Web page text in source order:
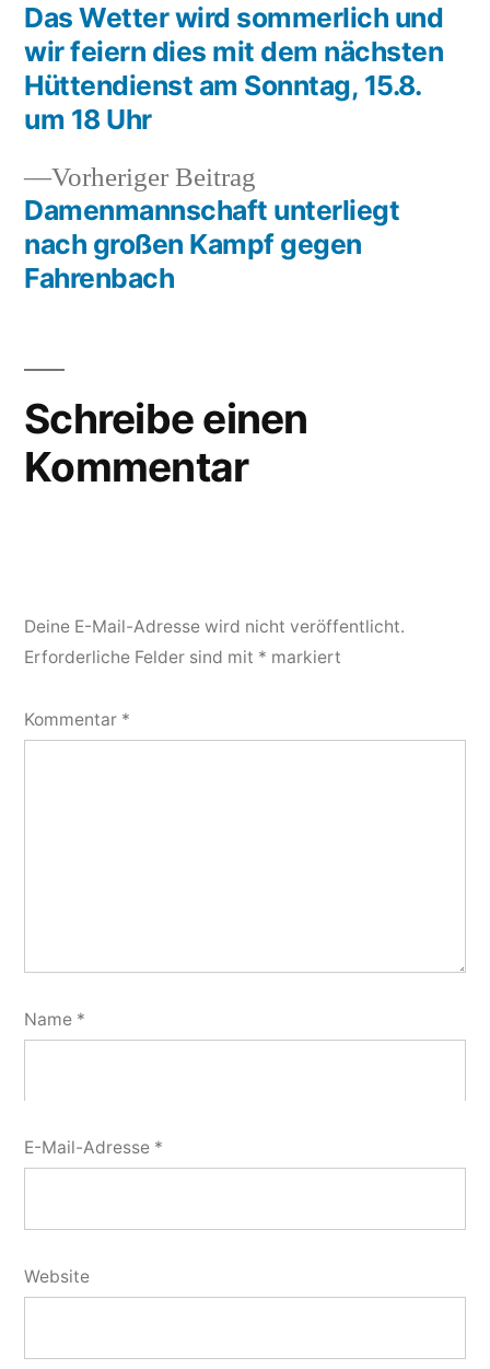
Beitragsnavigation
Vorheriger Beitrag
Beitrag:
Damenmannschaft unterliegt
nach großen Kampf gegen
Fahrenbach
Beitrag:
Das Wetter wird sommerlich und
wir feiern dies mit dem nächsten
Hüttendienst am Sonntag, 15.8.
um 18 Uhr
Schreibe einen
Kommentar
Deine E-Mail-Adresse wird nicht veröffentlicht.
Erforderliche Felder sind mit * markiert
Kommentar *
Name *
E-Mail-Adresse *
Website